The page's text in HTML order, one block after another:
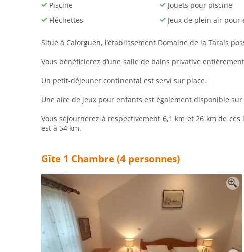
Piscine
Jouets pour piscine
Fléchettes
Jeux de plein air pour
Situé à Calorguen, l’établissement Domaine de la Tarais
Vous bénéficierez d’une salle de bains privative
Un petit-déjeuner continental est servi sur place.
Une aire de jeux pour enfants est également disponible sur
Vous séjournerez à respectivement 6,1 km et 26 km de
est à 54 km.
Gîte 1 Chambre (4 personnes)